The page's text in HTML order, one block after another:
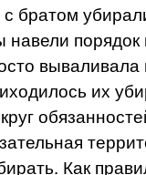
братом
порядок
их
Как